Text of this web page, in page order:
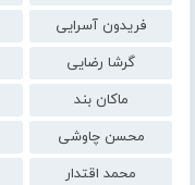
فریدون آسرایی
گرشا رضایی
ماکان بند
محسن چاوشی
محمد اقتدار